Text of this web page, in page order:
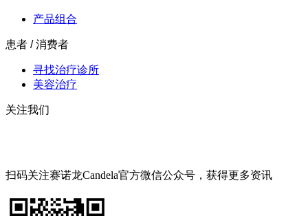
产品组合
患者 / 消费者
寻找治疗诊所
美容治疗
关注我们
扫码关注赛诺龙Candela官方微信公众号，获得更多资讯